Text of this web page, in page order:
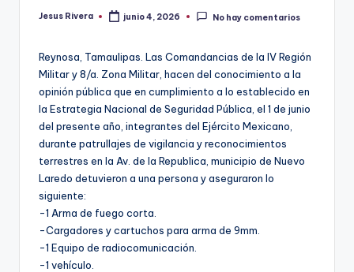
Publicado
Jesus Rivera junio 4, 2026 No hay comentarios
Reynosa, Tamaulipas. Las Comandancias de la IV Región
Militar y 8/a. Zona Militar, hacen del conocimiento a la
opinión pública que en cumplimiento a lo establecido en
la Estrategia Nacional de Seguridad Pública, el 1 de junio
del presente año, integrantes del Ejército Mexicano,
durante patrullajes de vigilancia y reconocimientos
terrestres en la Av. de la Republica, municipio de Nuevo
Laredo detuvieron a una persona y aseguraron lo
siguiente:
-1 Arma de fuego corta.
-Cargadores y cartuchos para arma de 9mm.
-1 Equipo de radiocomunicación.
-1 vehículo.